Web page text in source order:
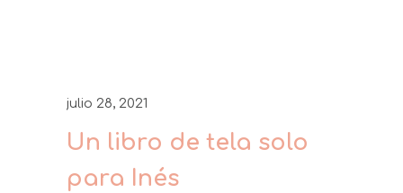
julio 28, 2021
Un libro de tela solo
para Inés